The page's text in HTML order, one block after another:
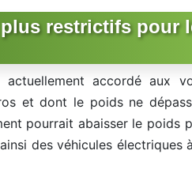
restrictifs pour
accordé aux
et dont le poids ne
pourrait abaisser le poids
des véhicules électriques